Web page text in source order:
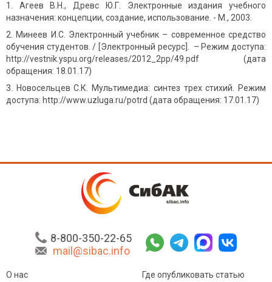
Агеев В.Н., Древс Ю.Г. Электронные издания учебного
назначения: концепции, создание, использование. - М., 2003.
Минеев И.С. Электронный учебник – современное средство
обучения студентов. / [Электронный ресурс]. – Режим доступа:
http://vestnik.yspu.org/releases/2012_2pp/49.pdf (дата
обращения: 18.01.17)
Новосельцев С.К. Мультимедиа: синтез трех стихий. Режим
доступа: http://www.uzluga.ru/potrd (дата обращения: 17.01.17)
8-800-350-22-65
mail@sibac.info
О нас
Где опубликовать статью